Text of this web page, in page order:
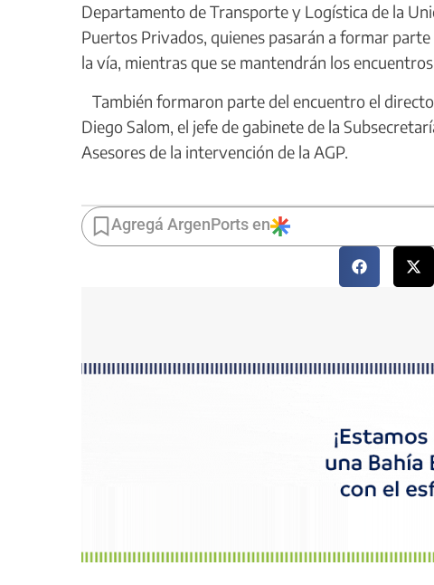
Departamento de Transporte y Logística de la
Puertos Privados, quienes pasarán a formar
la vía, mientras que se mantendrán los
También formaron parte del encuentro el
Diego Salom, el jefe de gabinete de la
Asesores de la intervención de la AGP.
Agregá ArgenPorts en